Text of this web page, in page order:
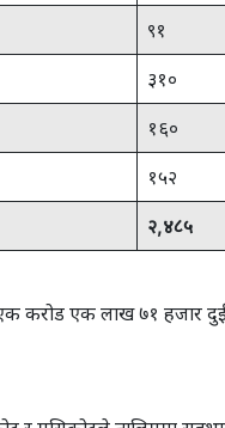
९१
३१०
१६०
१५२
२,४८५
एक करोड एक लाख ७१ हजार